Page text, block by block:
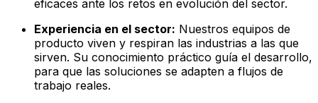
eficaces ante los retos en evolución del sector.
Experiencia en el sector: Nuestros equipos de
producto viven y respiran las industrias a las que
sirven. Su conocimiento práctico guía el desarrollo,
para que las soluciones se adapten a flujos de
trabajo reales.